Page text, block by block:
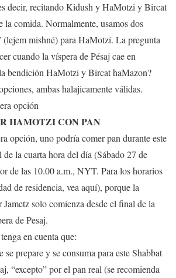
decir, recitando Kidush y HaMotzi y Bircat
la comida. Normalmente, usamos dos
mishné) para HaMotzí. La pregunta
cuando la víspera de Pésaj cae en
bendición HaMotzi y Bircat haMazon?
ambas halajicamente válidas.
opción
HAMOTZICON PAN
opción, uno podría comer pan durante este
de la cuarta hora del día (Sábado 27 de
de las 10.00 a.m., NYT. Para los horarios
de residencia, vea aquí), porque la
solo comienza desde el final de la
de Pesaj.
en cuenta que:
prepare y se consuma para este Shabbat
“excepto” por el pan real (se recomienda